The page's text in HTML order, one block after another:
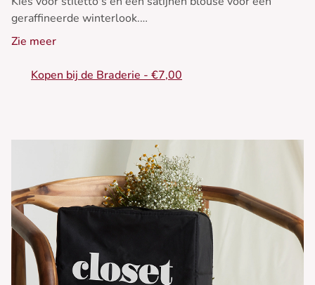
geraffineerde winterlook.
- Uitlopend model
- Hoge taille
Zie meer
Kopen bij de Braderie - €7,00